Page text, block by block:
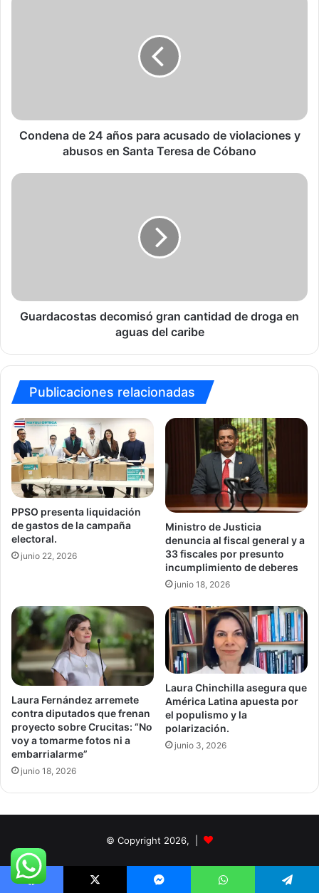
y
abusos
Teresa
Condena de 24 años para acusado de violaciones y
abusos en Santa Teresa de Cóbano
Guardacostas
del
caribe
Guardacostas decomisó gran cantidad de droga en
aguas del caribe
Publicaciones relacionadas
PPSO presenta liquidación
de gastos de la campaña
electoral.
junio 22, 2026
Ministro de Justicia
denuncia al fiscal general y a
33 fiscales por presunto
incumplimiento de deberes
junio 18, 2026
Laura Fernández arremete
contra diputados que frenan
proyecto sobre Crucitas: “No
voy a tomarme fotos ni a
embarrialarme”
junio 18, 2026
Laura Chinchilla asegura que
América Latina apuesta por
el populismo y la
polarización.
junio 3, 2026
© Copyright 2026, |